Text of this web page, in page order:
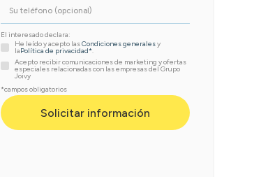
El interesado declara:
He leído y acepto lasCondiciones generalesy
laPolítica de privacidad*.
Acepto recibir comunicaciones de marketing y ofertas
especiales relacionadas con las empresas del Grupo
Joivy
*campos obligatorios